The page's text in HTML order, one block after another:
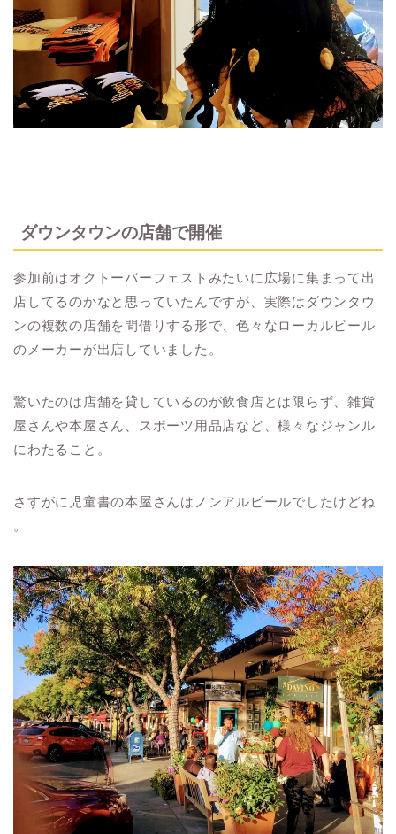
ダウンタウンの店舗で開催
参加前はオクトーバーフェストみたいに広場に集まって出
店してるのかなと思っていたんですが、実際はダウンタウ
ンの複数の店舗を間借りする形で、色々なローカルビール
のメーカーが出店していました。
驚いたのは店舗を貸しているのが飲食店とは限らず、雑貨
屋さんや本屋さん、スポーツ用品店など、様々なジャンル
にわたること。
さすがに児童書の本屋さんはノンアルビールでしたけどね
。